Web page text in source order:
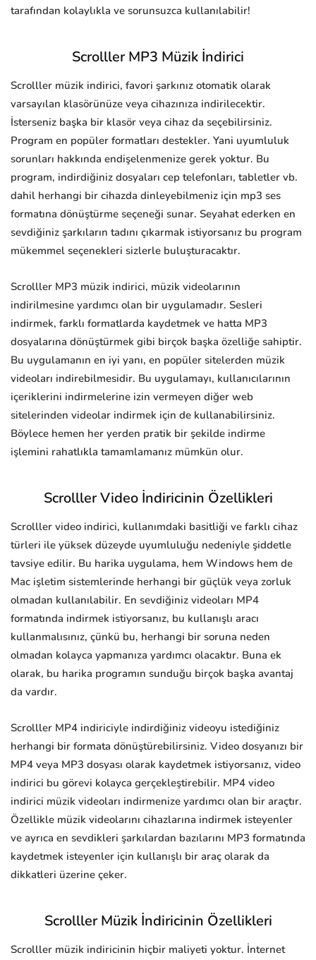
tarafından kolaylıkla ve sorunsuzca kullanılabilir!
Scrolller MP3 Müzik İndirici
Scrolller müzik indirici, favori şarkınız otomatik olarak
varsayılan klasörünüze veya cihazınıza indirilecektir.
İsterseniz başka bir klasör veya cihaz da seçebilirsiniz.
Program en popüler formatları destekler. Yani uyumluluk
sorunları hakkında endişelenmenize gerek yoktur. Bu
program, indirdiğiniz dosyaları cep telefonları, tabletler vb.
dahil herhangi bir cihazda dinleyebilmeniz için mp3 ses
formatına dönüştürme seçeneği sunar. Seyahat ederken en
sevdiğiniz şarkıların tadını çıkarmak istiyorsanız bu program
mükemmel seçenekleri sizlerle buluşturacaktır.
Scrolller MP3 müzik indirici, müzik videolarının
indirilmesine yardımcı olan bir uygulamadır. Sesleri
indirmek, farklı formatlarda kaydetmek ve hatta MP3
dosyalarına dönüştürmek gibi birçok başka özelliğe sahiptir.
Bu uygulamanın en iyi yanı, en popüler sitelerden müzik
videoları indirebilmesidir. Bu uygulamayı, kullanıcılarının
içeriklerini indirmelerine izin vermeyen diğer web
sitelerinden videolar indirmek için de kullanabilirsiniz.
Böylece hemen her yerden pratik bir şekilde indirme
işlemini rahatlıkla tamamlamanız mümkün olur.
Scrolller Video İndiricinin Özellikleri
Scrolller video indirici, kullanımdaki basitliği ve farklı cihaz
türleri ile yüksek düzeyde uyumluluğu nedeniyle şiddetle
tavsiye edilir. Bu harika uygulama, hem Windows hem de
Mac işletim sistemlerinde herhangi bir güçlük veya zorluk
olmadan kullanılabilir. En sevdiğiniz videoları MP4
formatında indirmek istiyorsanız, bu kullanışlı aracı
kullanmalısınız, çünkü bu, herhangi bir soruna neden
olmadan kolayca yapmanıza yardımcı olacaktır. Buna ek
olarak, bu harika programın sunduğu birçok başka avantaj
da vardır.
Scrolller MP4 indiriciyle indirdiğiniz videoyu istediğiniz
herhangi bir formata dönüştürebilirsiniz. Video dosyanızı bir
MP4 veya MP3 dosyası olarak kaydetmek istiyorsanız, video
indirici bu görevi kolayca gerçekleştirebilir. MP4 video
indirici müzik videoları indirmenize yardımcı olan bir araçtır.
Özellikle müzik videolarını cihazlarına indirmek isteyenler
ve ayrıca en sevdikleri şarkılardan bazılarını MP3 formatında
kaydetmek isteyenler için kullanışlı bir araç olarak da
dikkatleri üzerine çeker.
Scrolller Müzik İndiricinin Özellikleri
Scrolller müzik indiricinin hiçbir maliyeti yoktur. İnternet